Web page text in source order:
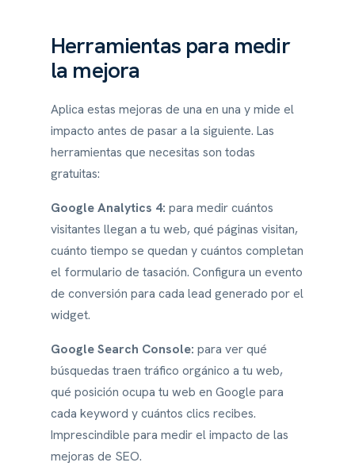
Herramientas para medir
la mejora
Aplica estas mejoras de una en una y mide el
impacto antes de pasar a la siguiente. Las
herramientas que necesitas son todas
gratuitas:
Google Analytics 4: para medir cuántos
visitantes llegan a tu web, qué páginas visitan,
cuánto tiempo se quedan y cuántos completan
el formulario de tasación. Configura un evento
de conversión para cada lead generado por el
widget.
Google Search Console: para ver qué
búsquedas traen tráfico orgánico a tu web,
qué posición ocupa tu web en Google para
cada keyword y cuántos clics recibes.
Imprescindible para medir el impacto de las
mejoras de SEO.